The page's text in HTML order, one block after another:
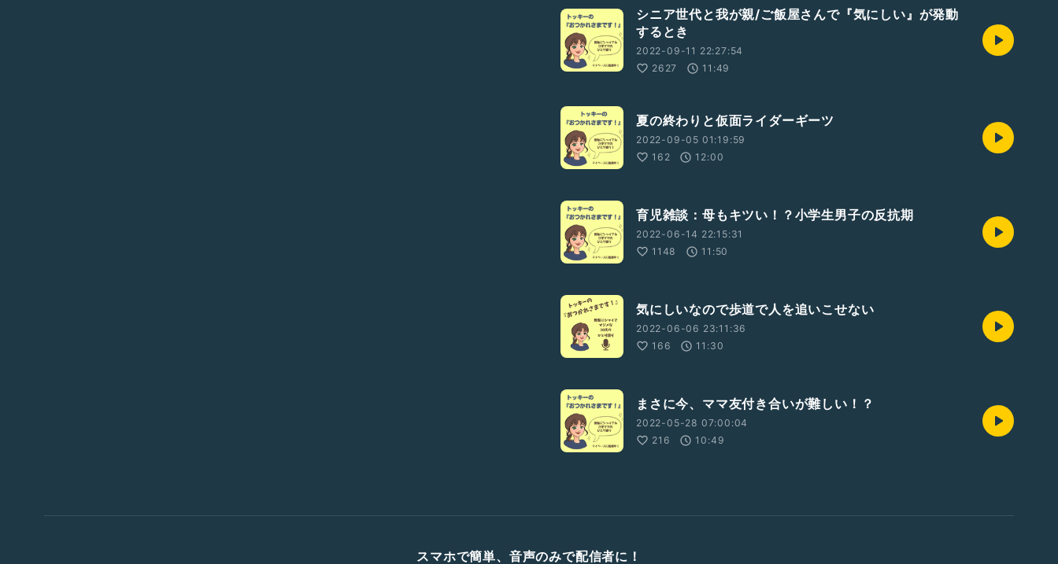
シニア世代と我が親/ご飯屋さんで『気にしい』が発動
するとき
2022-09-11 22:27:54
2627
11:49
夏の終わりと仮面ライダーギーツ
2022-09-05 01:19:59
162
12:00
育児雑談：母もキツい！？小学生男子の反抗期
2022-06-14 22:15:31
1148
11:50
気にしいなので歩道で人を追いこせない
2022-06-06 23:11:36
166
11:30
まさに今、ママ友付き合いが難しい！？
2022-05-28 07:00:04
216
10:49
スマホで簡単、音声のみで配信者に！